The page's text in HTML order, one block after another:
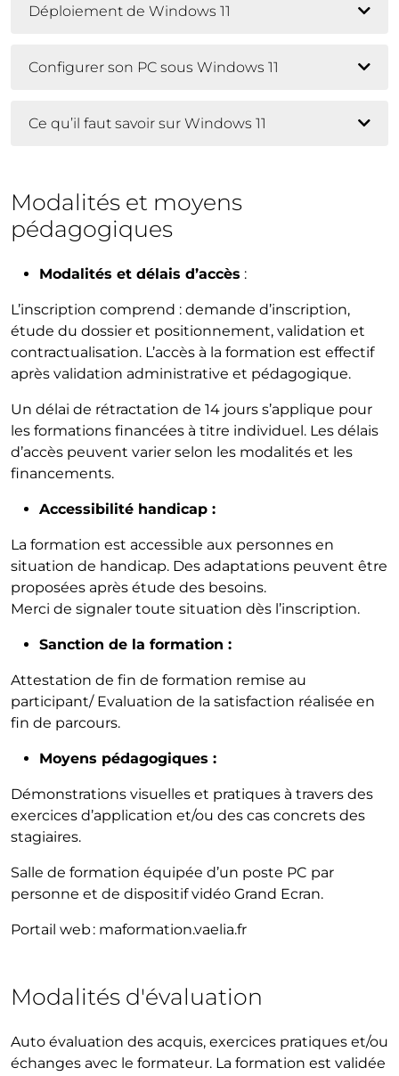
Déploiement de Windows 11
Configurer son PC sous Windows 11
Ce qu’il faut savoir sur Windows 11
Modalités et moyens
pédagogiques
Modalités et délais d’accès :
L’inscription comprend : demande d’inscription,
étude du dossier et positionnement, validation et
contractualisation. L’accès à la formation est effectif
après validation administrative et pédagogique.
Un délai de rétractation de 14 jours s’applique pour
les formations financées à titre individuel. Les délais
d’accès peuvent varier selon les modalités et les
financements.
Accessibilité handicap :
La formation est accessible aux personnes en
situation de handicap. Des adaptations peuvent être
proposées après étude des besoins.
Merci de signaler toute situation dès l’inscription.
Sanction de la formation :
Attestation de fin de formation remise au
participant/ Evaluation de la satisfaction réalisée en
fin de parcours.
Moyens pédagogiques :
Démonstrations visuelles et pratiques à travers des
exercices d’application et/ou des cas concrets des
stagiaires.
Salle de formation équipée d’un poste PC par
personne et de dispositif vidéo Grand Ecran.
Portail web : maformation.vaelia.fr
Modalités d'évaluation
Auto évaluation des acquis, exercices pratiques et/ou
échanges avec le formateur. La formation est validée